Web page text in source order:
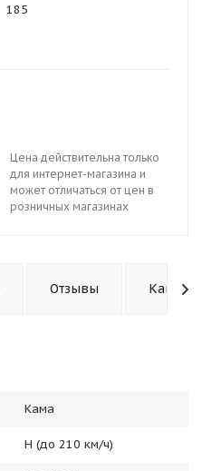
185
Цена действительна только
для интернет-магазина и
может отличаться от цен в
розничных магазинах
Отзывы Как
Кама
H (до 210 км/ч)